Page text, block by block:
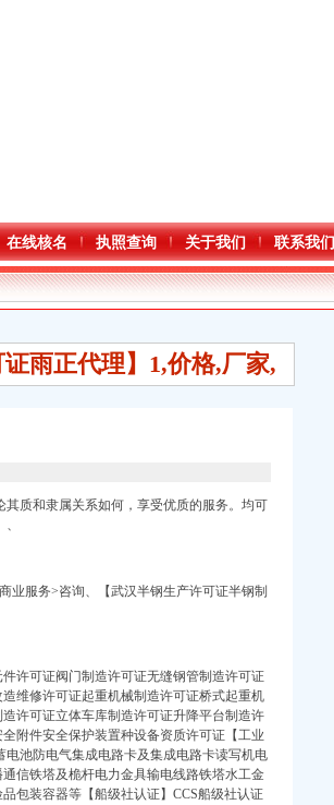
在线核名 执照查询 关于我们 联系我们
雨正代理】1,价格,厂家,
其质和隶属关系如何，享受优质的服务。均可
业服务>咨询、【武汉半钢生产许可证半钢制
许可证阀门制造许可证无缝钢管制造许可证
维修许可证起重机械制造许可证桥式起重机
许可证立体车库制造许可证升降平台制造许
附件安全保护装置种设备资质许可证【工业
池防电气集成电路卡及集成电路卡读写机电
信铁塔及桅杆电力金具输电线路铁塔水工金
包装容器等【船级社认证】CCS船级社认证